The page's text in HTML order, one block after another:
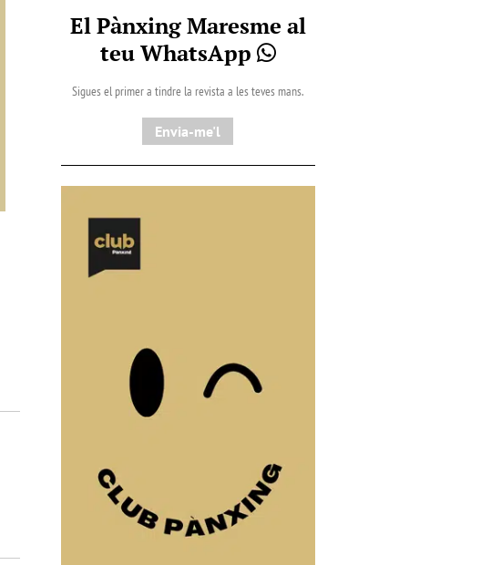
El Pànxing Maresme al
teu WhatsApp
Sigues el primer a tindre la revista a les teves mans.
Envia-me'l